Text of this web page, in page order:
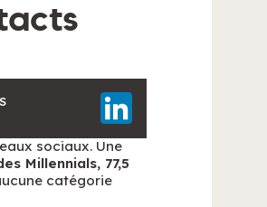
sociaux. Une
Millennials, 77,5
catégorie